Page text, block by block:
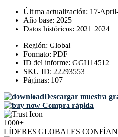
Última actualización: 17-
Año base: 2025
Datos históricos: 2021-2024
Región: Global
Formato: PDF
ID del informe: GGI114512
SKU ID: 22293553
Páginas: 107
Descargar muestra
Compra rápida
1000+
LÍDERES GLOBALES